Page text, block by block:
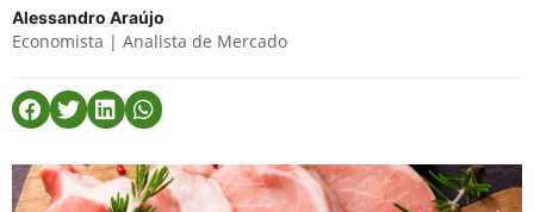
Alessandro Araújo
Economista | Analista de Mercado